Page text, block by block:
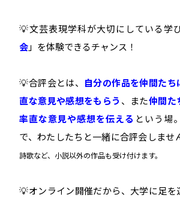
💡文芸表現学科が大切にしている学
会」を体験できるチャンス！
💡合評会とは、 自分の作品を仲間たち
直な意見や感想をもらう 、また仲間た
率直な意見や感想を伝える という場
で、わたしたちと一緒に合評会しませ
詩歌など、小説以外の作品も受け付けます。
💡オンライン開催だから、大学に足を